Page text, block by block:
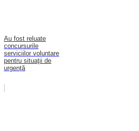
Au fost reluate
concursurile
serviciilor voluntare
pentru situaţii de
urgenţă